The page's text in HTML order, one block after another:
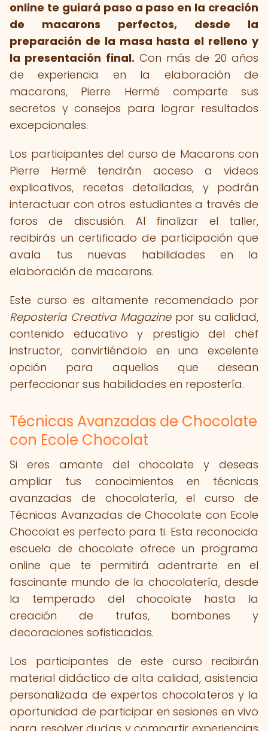
online te guiará paso a paso en la creación
de macarons perfectos, desde la
preparación de la masa hasta el relleno y
la presentación final. Con más de 20 años
de experiencia en la elaboración de
macarons, Pierre Hermé comparte sus
secretos y consejos para lograr resultados
excepcionales.
Los participantes del curso de Macarons con
Pierre Hermé tendrán acceso a videos
explicativos, recetas detalladas, y podrán
interactuar con otros estudiantes a través de
foros de discusión. Al finalizar el taller,
recibirás un certificado de participación que
avala tus nuevas habilidades en la
elaboración de macarons.
Este curso es altamente recomendado por
Repostería Creativa Magazinepor su calidad,
contenido educativo y prestigio del chef
instructor, convirtiéndolo en una excelente
opción para aquellos que desean
perfeccionar sus habilidades en repostería.
Técnicas Avanzadas de Chocolate
con Ecole Chocolat
Si eres amante del chocolate y deseas
ampliar tus conocimientos en técnicas
avanzadas de chocolatería, el curso de
Técnicas Avanzadas de Chocolate con Ecole
Chocolat es perfecto para ti. Esta reconocida
escuela de chocolate ofrece un programa
online que te permitirá adentrarte en el
fascinante mundo de la chocolatería, desde
la temperado del chocolate hasta la
creación de trufas, bombones y
decoraciones sofisticadas.
Los participantes de este curso recibirán
material didáctico de alta calidad, asistencia
personalizada de expertos chocolateros y la
oportunidad de participar en sesiones en vivo